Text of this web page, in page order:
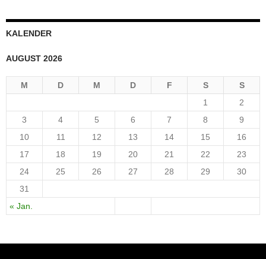
KALENDER
AUGUST 2026
M D M D F S S
« Jan.
1
2
3
4 5 6 7 8
9
10
11 12 13 14 15
16
17
18 19 20 21 22
23
24
25 26 27 28 29
30
31